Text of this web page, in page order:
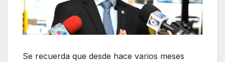
Se recuerda que desde hace varios meses